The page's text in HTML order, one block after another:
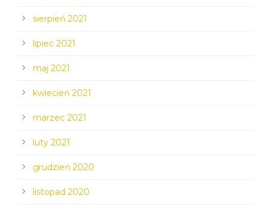
sierpień 2021
lipiec 2021
maj 2021
kwiecień 2021
marzec 2021
luty 2021
grudzień 2020
listopad 2020